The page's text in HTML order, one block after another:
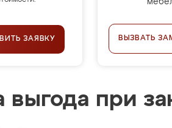
ЗАЯВКУ ВЫЗВАТЬ
выгода при